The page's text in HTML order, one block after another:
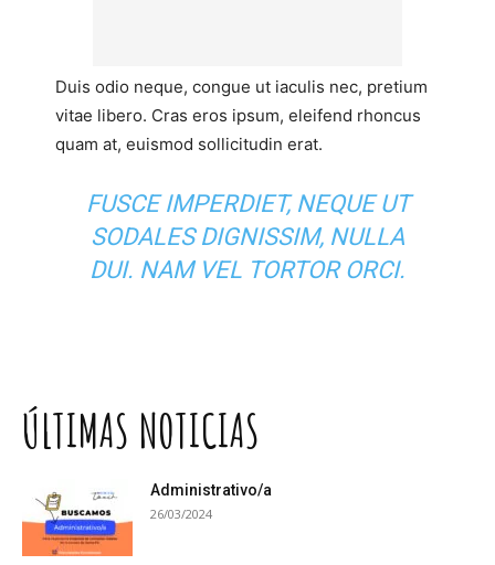
Duis odio neque, congue ut iaculis nec, pretium
vitae libero. Cras eros ipsum, eleifend rhoncus
quam at, euismod sollicitudin erat.
FUSCE IMPERDIET, NEQUE UT
SODALES DIGNISSIM, NULLA
DUI. NAM VEL TORTOR ORCI.
ÚLTIMAS NOTICIAS
Administrativo/a
26/03/2024